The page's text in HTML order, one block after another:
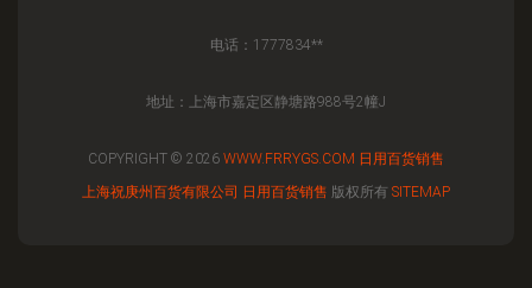
电话：1777834**
地址：上海市嘉定区静塘路988号2幢J
COPYRIGHT © 2026 WWW.FRRYGS.COM 日用百货销售
上海祝庚州百货有限公司 日用百货销售 版权所有 SITEMAP